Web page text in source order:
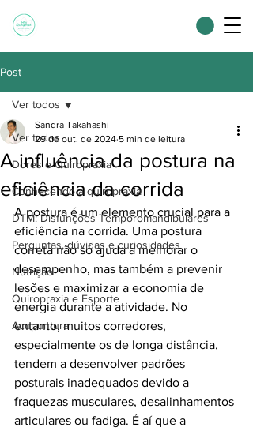
Post
Ver todos
Dores e Quiropraxia
Conhecendo a quiropraxia
DTM: Disfunções Temporomandibulares
Perguntas, dúvidas e curiosidades
Nutrição
Quiropraxia e Esporte
Acupuntura
Ver todos
A influência da postura na
eficiência da corrida
Sandra Takahashi
29 de out. de 2024 5 min de leitura
A postura é um elemento crucial para a
eficiência na corrida. Uma postura
correta não só ajuda a melhorar o
desempenho, mas também a prevenir
lesões e maximizar a economia de
energia durante a atividade. No
entanto, muitos corredores,
especialmente os de longa distância,
tendem a desenvolver padrões
posturais inadequados devido a
fraquezas musculares, desalinhamentos
articulares ou fadiga. É aí que a